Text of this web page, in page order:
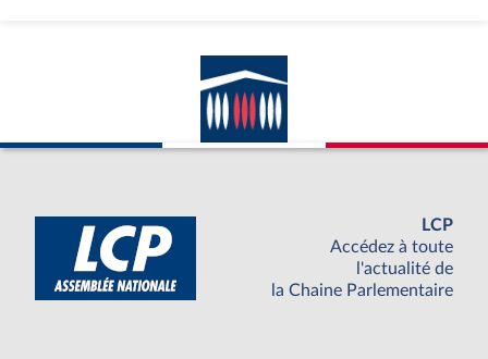
LCP
Accédez à toute
l'actualité de
la Chaine Parlementaire